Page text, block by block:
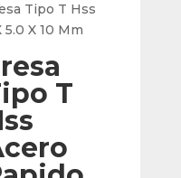
Tipo T Hss
X 10 Mm
T